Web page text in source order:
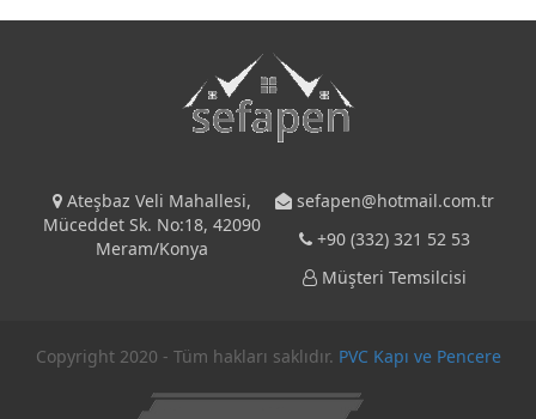
Ateşbaz Veli Mahallesi,
Müceddet Sk. No:18, 42090
Meram/Konya
sefapen@hotmail.com.tr
+90 (332) 321 52 53
Müşteri Temsilcisi
Copyright 2020 - Tüm hakları saklıdır. PVC Kapı ve Pencere